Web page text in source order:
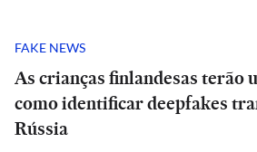
FAKE NEWS
As crianças finlandesas terão
como identificar deepfakes
Rússia